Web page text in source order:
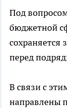
Под
бюджетной
сохраняется
перед
В связи с
направлены